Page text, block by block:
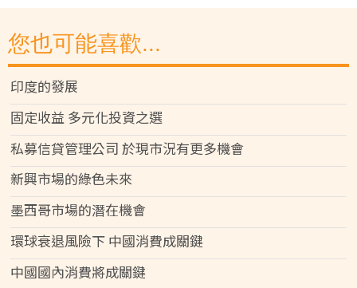
您也可能喜歡...
印度的發展
固定收益 多元化投資之選
私募信貸管理公司 於現市況有更多機會
新興市場的綠色未來
墨西哥市場的潛在機會
環球衰退風險下 中國消費成關鍵
中國國內消費將成關鍵